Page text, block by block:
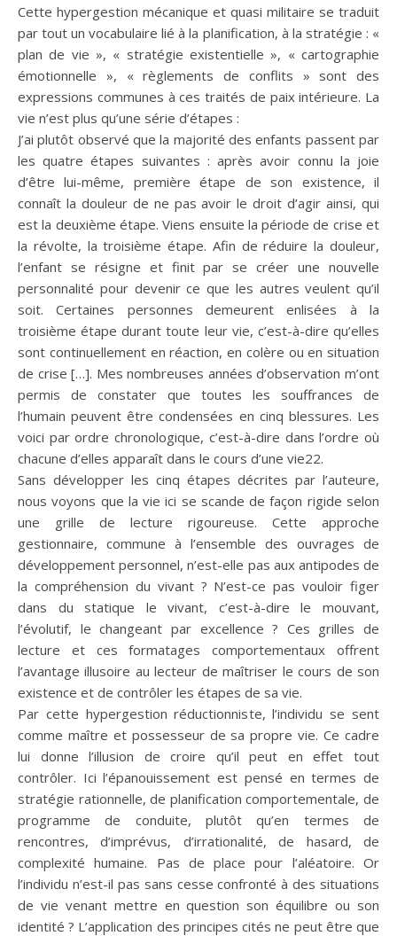
Cette hypergestion mécanique et quasi militaire se traduit
par tout un vocabulaire lié à la planification, à la stratégie : «
plan de vie », « stratégie existentielle », « cartographie
émotionnelle », « règlements de conflits » sont des
expressions communes à ces traités de paix intérieure. La
vie n’est plus qu’une série d’étapes :
J’ai plutôt observé que la majorité des enfants passent par
les quatre étapes suivantes : après avoir connu la joie
d’être lui-même, première étape de son existence, il
connaît la douleur de ne pas avoir le droit d’agir ainsi, qui
est la deuxième étape. Viens ensuite la période de crise et
la révolte, la troisième étape. Afin de réduire la douleur,
l’enfant se résigne et finit par se créer une nouvelle
personnalité pour devenir ce que les autres veulent qu’il
soit. Certaines personnes demeurent enlisées à la
troisième étape durant toute leur vie, c’est-à-dire qu’elles
sont continuellement en réaction, en colère ou en situation
de crise […]. Mes nombreuses années d’observation m’ont
permis de constater que toutes les souffrances de
l’humain peuvent être condensées en cinq blessures. Les
voici par ordre chronologique, c’est-à-dire dans l’ordre où
chacune d’elles apparaît dans le cours d’une vie22.
Sans développer les cinq étapes décrites par l’auteure,
nous voyons que la vie ici se scande de façon rigide selon
une grille de lecture rigoureuse. Cette approche
gestionnaire, commune à l’ensemble des ouvrages de
développement personnel, n’est-elle pas aux antipodes de
la compréhension du vivant ? N’est-ce pas vouloir figer
dans du statique le vivant, c’est-à-dire le mouvant,
l’évolutif, le changeant par excellence ? Ces grilles de
lecture et ces formatages comportementaux offrent
l’avantage illusoire au lecteur de maîtriser le cours de son
existence et de contrôler les étapes de sa vie.
Par cette hypergestion réductionniste, l’individu se sent
comme maître et possesseur de sa propre vie. Ce cadre
lui donne l’illusion de croire qu’il peut en effet tout
contrôler. Ici l’épanouissement est pensé en termes de
stratégie rationnelle, de planification comportementale, de
programme de conduite, plutôt qu’en termes de
rencontres, d’imprévus, d’irrationalité, de hasard, de
complexité humaine. Pas de place pour l’aléatoire. Or
l’individu n’est-il pas sans cesse confronté à des situations
de vie venant mettre en question son équilibre ou son
identité ? L’application des principes cités ne peut être que